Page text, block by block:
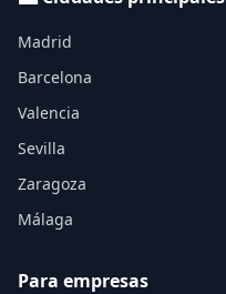
Madrid
Barcelona
Valencia
Sevilla
Zaragoza
Málaga
Para empresas